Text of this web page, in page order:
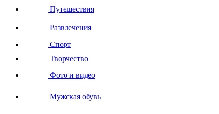
Путешествия
Развлечения
Спорт
Творчество
Фото и видео
Мужская обувь